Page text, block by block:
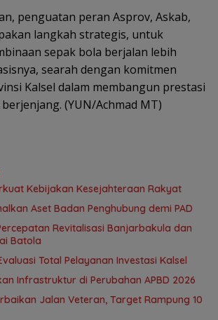
penguatan peran Asprov, Askab,
langkah strategis, untuk
sepak bola berjalan lebih
searah dengan komitmen
Kalsel dalam membangun prestasi
‎(YUN/Achmad MT)
Kebijakan Kesejahteraan Rakyat
Aset Badan Penghubung demi PAD
Revitalisasi Banjarbakula dan
Batola
Total Pelayanan Investasi Kalsel
Infrastruktur di Perubahan APBD 2026
Jalan Veteran, Target Rampung 10